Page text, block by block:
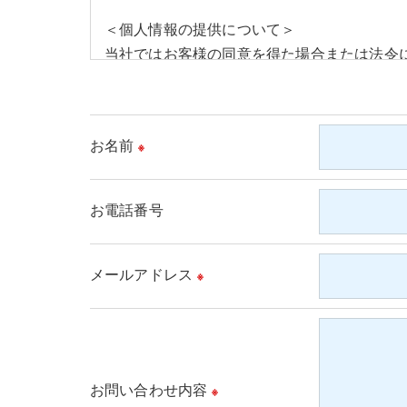
＜個人情報の提供について＞
当社ではお客様の同意を得た場合または法令
当社では、利用目的の達成に必要な範囲にお
これらの委託先に対しては個人情報保護契
当社では、個人情報の漏洩等がなされない
＜個人情報を与えなかった場合に生じる結果
必要な情報を頂けない場合は、それに対応
当社では、お客様の個人情報の開示･訂正･削
お名前 ※
お電話番号
メールアドレス ※
お問い合わせ内容 ※